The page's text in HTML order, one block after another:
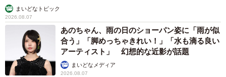
まいどなトピック
2026.08.07
あのちゃん、雨の日のショーパン姿に「雨が似
合う」「脚めっちゃきれい！」「水も滴る良い
アーティスト」 幻想的な近影が話題
まいどなメディア
2026.08.07